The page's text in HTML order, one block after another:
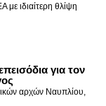
με ιδιαίτερη θλίψη
για τον
αρχών Ναυπλίου,